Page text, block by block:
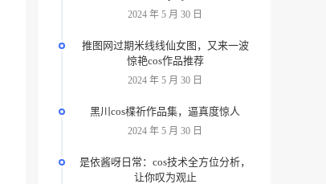
2024 年 5 月 30 日
推图网过期米线线仙女图，又来一波
惊艳cos作品推荐
2024 年 5 月 30 日
黑川cos楪祈作品集，逼真度惊人
2024 年 5 月 30 日
是依酱呀日常：cos技术全方位分析，
让你叹为观止